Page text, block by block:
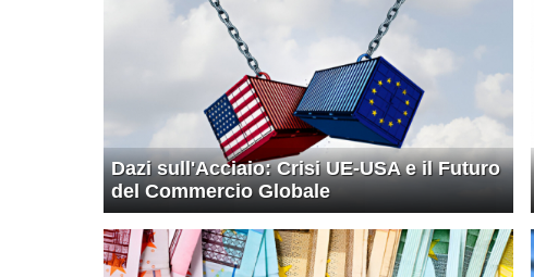
Dazi sull'Acciaio: Crisi UE-USA e il Futuro
del Commercio Globale